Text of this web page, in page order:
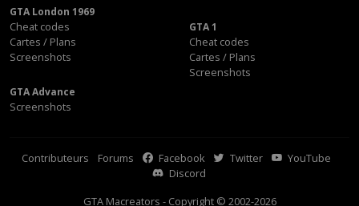
GTA London 1969
Cheat codes
Cartes / Plans
Screenshots
GTA 1
Cheat codes
Cartes / Plans
Screenshots
GTA Advance
Screenshots
Contributeurs Forums Facebook Twitter
YouTube
Discord
GTA Macreators - Copyright © 2002-2026